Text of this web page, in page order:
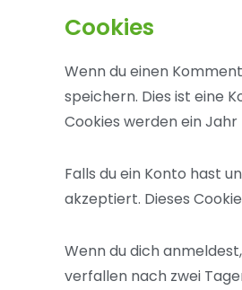
Cookies
Wenn du einen
speichern. Dies ist eine
Cookies werden ein
Falls du ein Konto hast
akzeptiert. Dieses
Wenn du dich
verfallen nach zwei